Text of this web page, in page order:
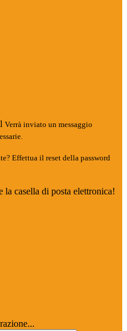
Verrà inviato un messaggio
Effettua il reset della password
casella di posta elettronica!